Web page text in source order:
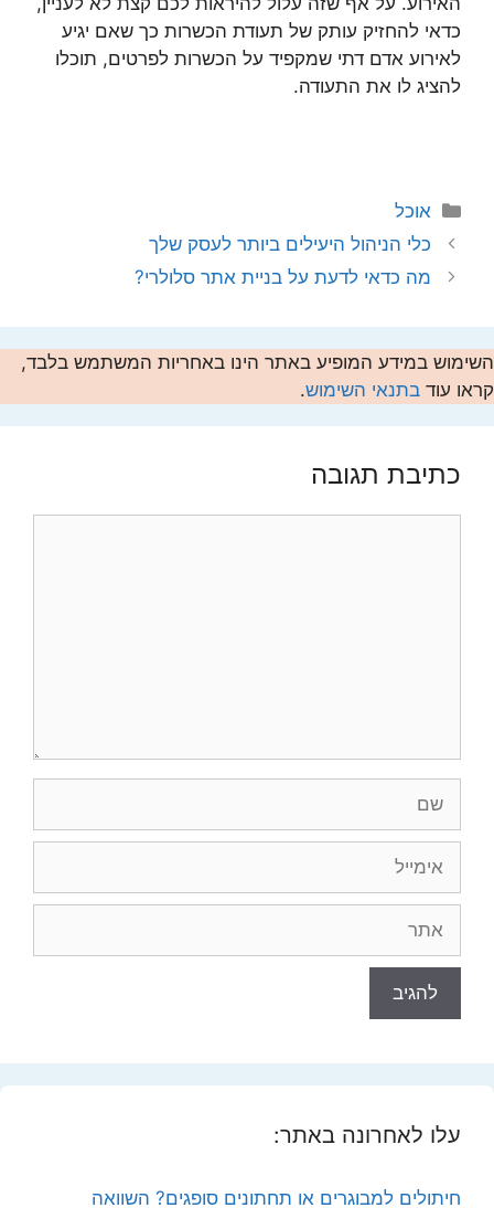
כדאי להחזיק עותק של תעודת הכשרות כך שאם יגיע
לאירוע אדם דתי שמקפיד על הכשרות לפרטים, תוכלו
להציג לו את התעודה.
קטגוריות
אוכל
כלי הניהול היעילים ביותר לעסק שלך
מה כדאי לדעת על בניית אתר סלולרי?
השימוש במידע המופיע באתר הינו באחריות המשתמש בלבד,
קראו עוד בתנאי השימוש.
כתיבת תגובה
עלו לאחרונה באתר:
חיתולים למבוגרים או תחתונים סופגים? השוואה